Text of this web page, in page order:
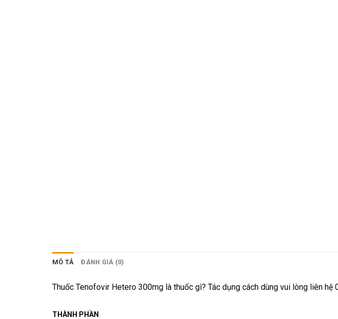
MÔ TẢ ĐÁNH GIÁ (0)
Thuốc Tenofovir Hetero 300mg là thuốc gì? Tác dụng cách dùng vui lòng liên
THÀNH PHẦN